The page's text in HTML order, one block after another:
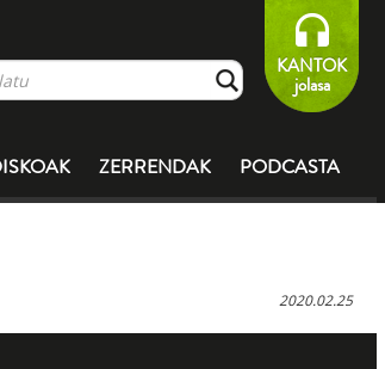
KANTOK
jolasa
ZERRENDAK PODCASTA
2020.02.25